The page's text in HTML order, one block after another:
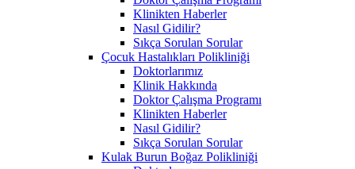
Klinikten Haberler
Nasıl Gidilir?
Sıkça Sorulan Sorular
Çocuk Hastalıkları Polikliniği
Doktorlarımız
Klinik Hakkında
Doktor Çalışma Programı
Klinikten Haberler
Nasıl Gidilir?
Sıkça Sorulan Sorular
Kulak Burun Boğaz Polikliniği